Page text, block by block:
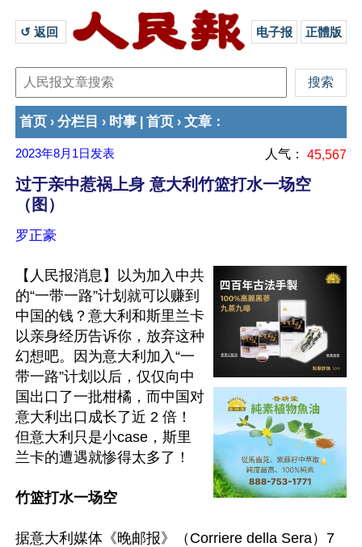
↺ 返回 电子报 正體版
首页 › 分栏目 › 时事 首页 › 文章 ：
2023年8月1日 发表 人气： 45,567
过于亲中惹祸上身 意大利竹篮打水一场空
（图）
罗正豪
【人民报消息】以为加入中共
的“一带一路”计划就可以赚到
中国的钱？意大利和斯里兰卡
以亲身经历告诉你，放弃这种
幻想吧。因为意大利加入“一
带一路”计划以后，仅仅向中
国出口了一批柑橘，而中国对
意大利出口成长了近 2 倍！
但意大利只是小case，斯里
兰卡的遭遇就惨得太多了！
竹篮打水一场空
据意大利媒体《晚邮报》（Corriere della Sera）7